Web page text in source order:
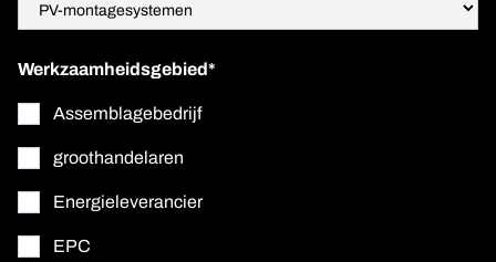
Werkzaamheidsgebied*
Assemblagebedrijf
groothandelaren
Energieleverancier
EPC